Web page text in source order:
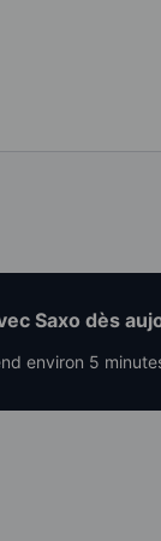
Saxo dès
environ 5